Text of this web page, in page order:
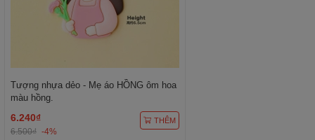
Tượng nhựa dẻo - Mẹ áo HỒNG ôm hoa
màu hồng.
6.240₫
6.500₫ -4%
THÊM